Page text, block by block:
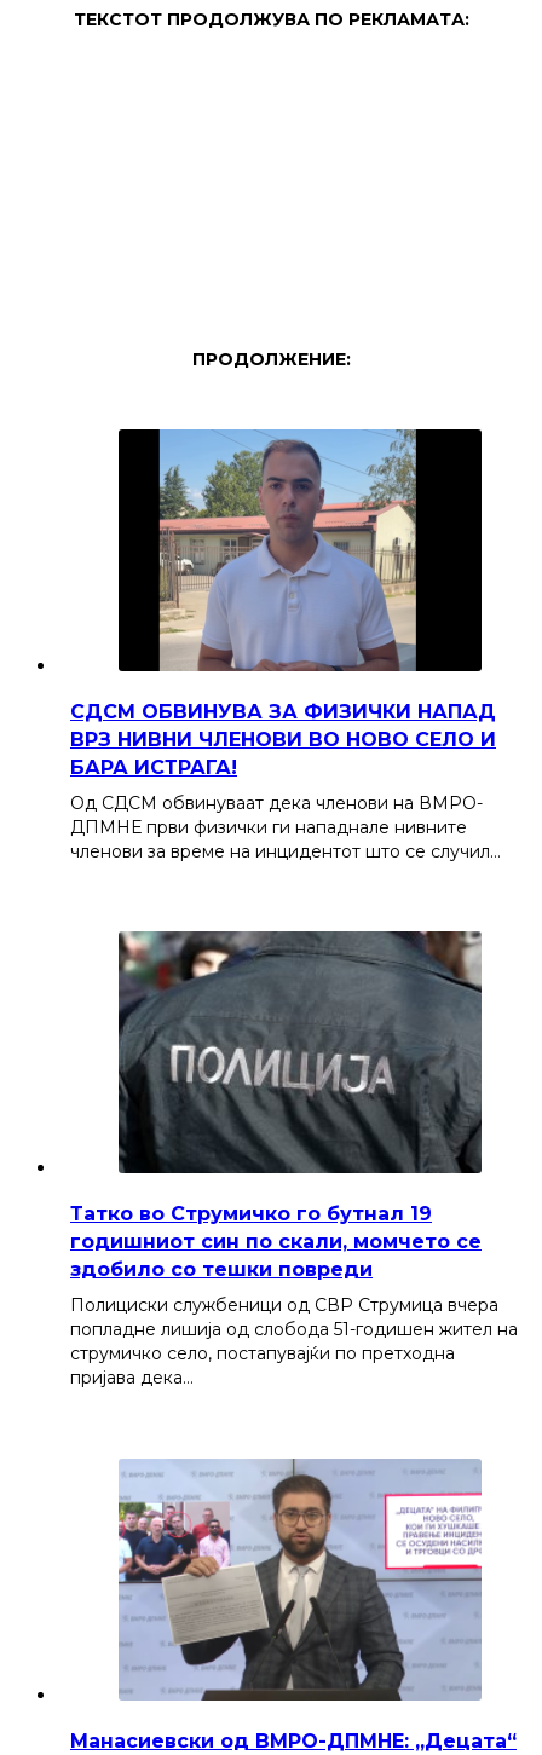
ТЕКСТОТ ПРОДОЛЖУВА ПО РЕКЛАМАТА:
ПРОДОЛЖЕНИЕ:
СДСМ ОБВИНУВА ЗА ФИЗИЧКИ НАПАД
ВРЗ НИВНИ ЧЛЕНОВИ ВО НОВО СЕЛО И
БАРА ИСТРАГА!
Од СДСМ обвинуваат дека членови на ВМРО-
ДПМНЕ први физички ги нападнале нивните
членови за време на инцидентот што се случил…
Татко во Струмичко го бутнал 19
годишниот син по скали, момчето се
здобило со тешки повреди
Полициски службеници од СВР Струмица вчера
попладне лишија од слобода 51-годишен жител на
струмичко село, постапувајќи по претходна
пријава дека…
Манасиевски од ВМРО-ДПМНЕ: „Децата“